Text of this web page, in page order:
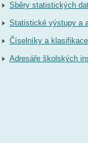
Sběry statistických
Statistické výstupy a
Číselníky a klasifikace
Adresáře školských